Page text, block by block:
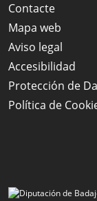
Contacte
Mapa web
Aviso legal
Accesibilidad
Protección de
Política de